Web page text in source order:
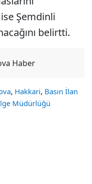
Şemdinli
belirtti.
Haber
, Hakkari, Basın İlan
Müdürlüğü